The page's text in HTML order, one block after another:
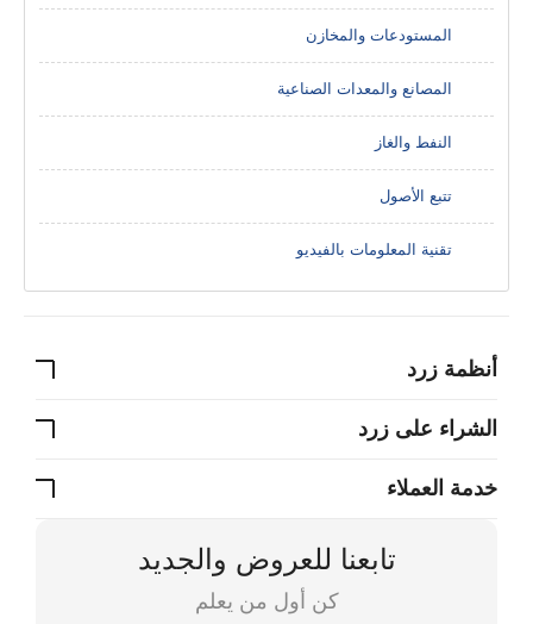
المستودعات والمخازن
المصانع والمعدات الصناعية
النفط والغاز
تتبع الأصول
تقنية المعلومات بالفيديو
أنظمة زرد
الشراء على زرد
خدمة العملاء
تابعنا للعروض والجديد
كن أول من يعلم